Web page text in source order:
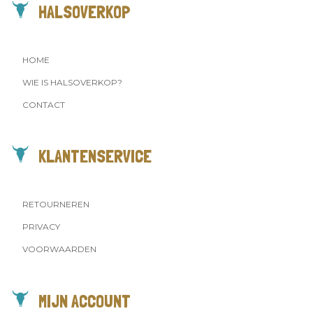
HALSOVERKOP
HOME
WIE IS HALSOVERKOP?
CONTACT
KLANTENSERVICE
RETOURNEREN
PRIVACY
VOORWAARDEN
MIJN ACCOUNT